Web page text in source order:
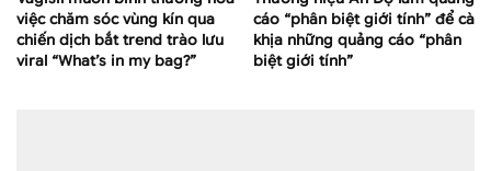
việc chăm sóc vùng kín qua
chiến dịch bắt trend trào lưu
viral “What’s in my bag?”
cáo “phân biệt giới tính” để cà
khịa những quảng cáo “phân
biệt giới tính”